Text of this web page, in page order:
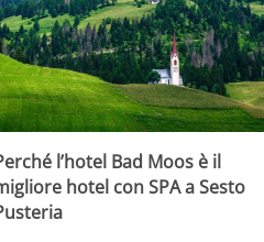
l’hotel Bad Moos è il
hotel con SPA a Sesto